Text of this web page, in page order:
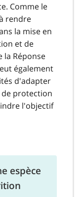
Comme le
rendre
la mise en
et de
la Réponse
également
d'adapter
protection
l'objectif
espèce